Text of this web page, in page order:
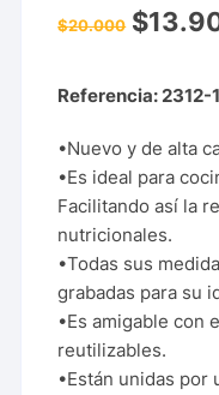
$20.000 $
Referencia: 2312-
•Nuevo y de alta
•Es ideal para
Facilitando así la
nutricionales.
•Todas sus
grabadas para su
•Es amigable con
reutilizables.
•Están unidas por